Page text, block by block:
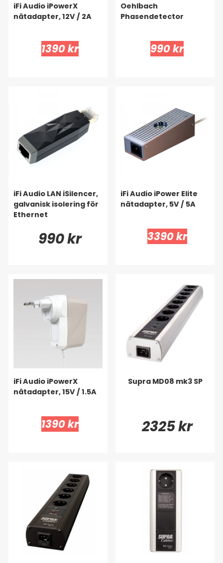
iFi Audio iPowerX
nätadapter, 12V / 2A
1390 kr
Oehlbach
Phasendetector
990 kr
iFi Audio LAN iSilencer,
galvanisk isolering för
Ethernet
990 kr
iFi Audio iPower Elite
nätadapter, 5V / 5A
3390 kr
iFi Audio iPowerX
nätadapter, 15V / 1.5A
1390 kr
Supra MD08 mk3 SP
2325 kr